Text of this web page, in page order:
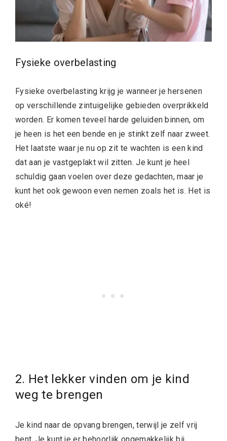
Fysieke overbelasting
Fysieke overbelasting krijg je wanneer je hersenen
op verschillende zintuigelijke gebieden overprikkeld
worden. Er komen teveel harde geluiden binnen, om
je heen is het een bende en je stinkt zelf naar zweet.
Het laatste waar je nu op zit te wachten is een kind
dat aan je vastgeplakt wil zitten. Je kunt je heel
schuldig gaan voelen over deze gedachten, maar je
kunt het ook gewoon even nemen zoals het is. Het is
oké!
2. Het lekker vinden om je kind
weg te brengen
Je kind naar de opvang brengen, terwijl je zelf vrij